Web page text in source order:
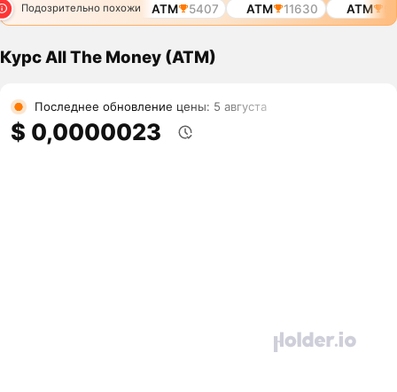
Подозрительно похожи
ATM 972 ATM 5407 ATM 11630 ATM
Курс All The Money (ATM)
Последнее обновление цены: 5 августа
$ 0,0000023